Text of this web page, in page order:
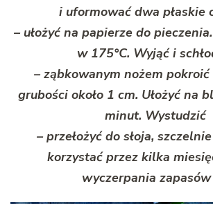
i uformować dwa płaskie
– ułożyć na papierze do
w 175°C. Wyjąć i
– ząbkowanym nożem
grubości około 1 cm. Ułożyć na
minut. Wystudzić
– przełożyć do słoja,
korzystać przez kilka
wyczerpania zapasów